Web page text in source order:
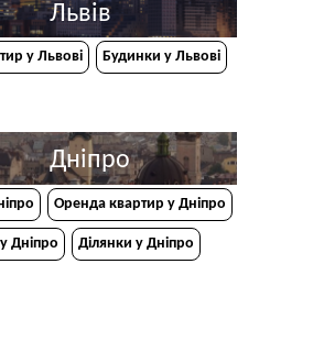
Львів
у Львові Будинки у Львові
Дніпро
Оренда квартир у Дніпро
Дніпро Ділянки у Дніпро